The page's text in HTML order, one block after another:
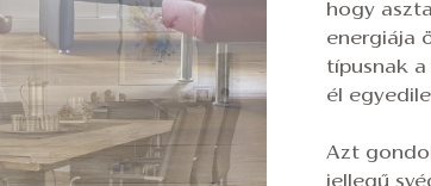
hogy
energiája
típusnak a
él
Azt